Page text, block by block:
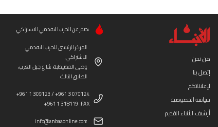
من نحن
إتصل بنا
لإعلاناتكم
سياسة الخصوصية
أرشيف الأنباء القديم
تصدر عن الحزب التقدمي الاشتراكي
المركز الرئيسي للحزب التقدمي
الاشتراكي
وطى المصيطبة، شارع جبل العرب،
الطابق الثالث
+961 1 309123 / +961 3 070124
+961 1 318119 :FAX
info@anbaaonline.com